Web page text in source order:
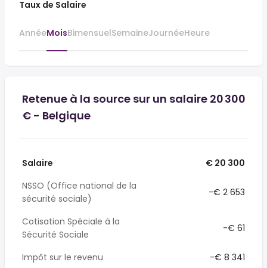
Taux de Salaire
AnnéeMoisBimensuelSemaineJournéeHeure
Retenue à la source sur un salaire 20 300
€ - Belgique
Salaire
€ 20 300
NSSO (Office national de la
sécurité sociale)
-€ 2 653
Cotisation Spéciale à la
Sécurité Sociale
-€ 61
Impôt sur le revenu
-€ 8 341